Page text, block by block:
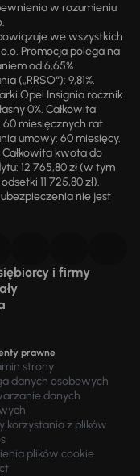
w rozumieniu
we wszystkich
Promocja polega na
od 6,65%.
(„RRSO“): 9,81%.
Opel Insignia rocznik
0%. Całkowita
60 miesięcznych rat
umowy: 60 miesięcy.
Całkowita kwota do
12 765,80 zł (w tym
11 725,80 zł).
ubezpieczenia nie jest
i firmy
prawne
strony
danych osobowych
danych
korzystania z plików
plików cookie